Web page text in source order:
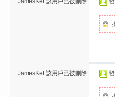
新
JamesKef該用戶已被刪除
JamesKef該用戶已被刪除